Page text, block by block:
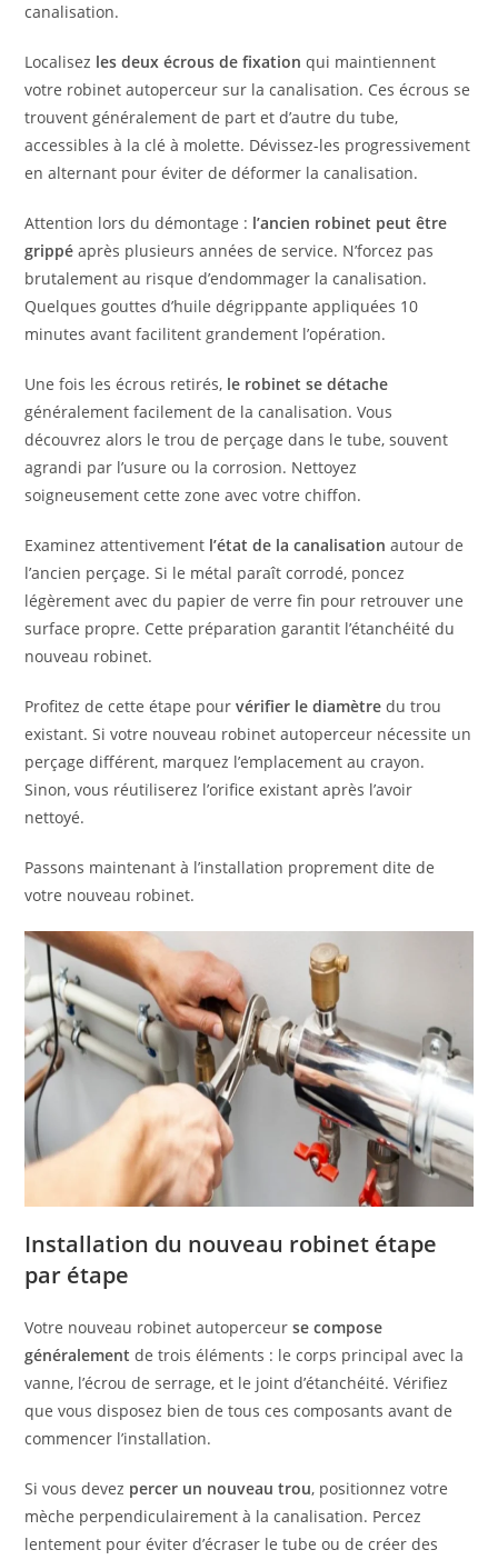
canalisation.
Localisez les deux écrous de fixation qui maintiennent
votre robinet autoperceur sur la canalisation. Ces écrous se
trouvent généralement de part et d’autre du tube,
accessibles à la clé à molette. Dévissez-les progressivement
en alternant pour éviter de déformer la canalisation.
Attention lors du démontage : l’ancien robinet peut être
grippé après plusieurs années de service. N’forcez pas
brutalement au risque d’endommager la canalisation.
Quelques gouttes d’huile dégrippante appliquées 10
minutes avant facilitent grandement l’opération.
Une fois les écrous retirés, le robinet se détache
généralement facilement de la canalisation. Vous
découvrez alors le trou de perçage dans le tube, souvent
agrandi par l’usure ou la corrosion. Nettoyez
soigneusement cette zone avec votre chiffon.
Examinez attentivement l’état de la canalisation autour de
l’ancien perçage. Si le métal paraît corrodé, poncez
légèrement avec du papier de verre fin pour retrouver une
surface propre. Cette préparation garantit l’étanchéité du
nouveau robinet.
Profitez de cette étape pourvérifier le diamètre du trou
existant. Si votre nouveau robinet autoperceur nécessite un
perçage différent, marquez l’emplacement au crayon.
Sinon, vous réutiliserez l’orifice existant après l’avoir
nettoyé.
Passons maintenant à l’installation proprement dite de
votre nouveau robinet.
Installation du nouveau robinet étape
par étape
Votre nouveau robinet autoperceurse compose
généralement de trois éléments : le corps principal avec la
vanne, l’écrou de serrage, et le joint d’étanchéité. Vérifiez
que vous disposez bien de tous ces composants avant de
commencer l’installation.
Si vous devez percer un nouveau trou, positionnez votre
mèche perpendiculairement à la canalisation. Percez
lentement pour éviter d’écraser le tube ou de créer des